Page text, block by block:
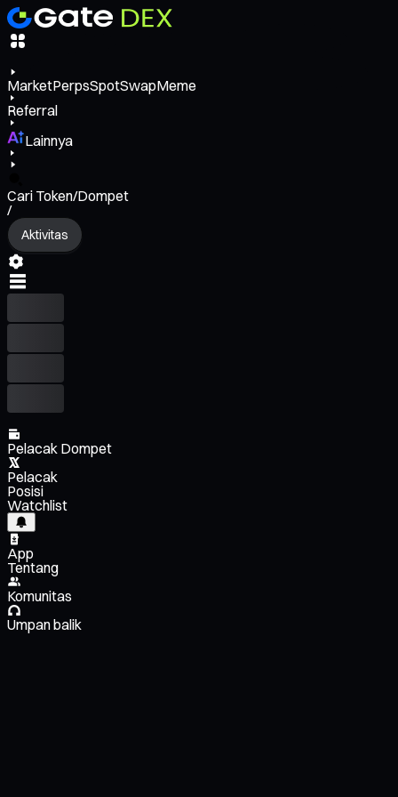
MarketPerpsSpotSwapMeme
Referral
Lainnya
Cari Token/Dompet
/
Aktivitas
Pelacak Dompet
Pelacak
Posisi
Watchlist
App
Tentang
Komunitas
Umpan balik